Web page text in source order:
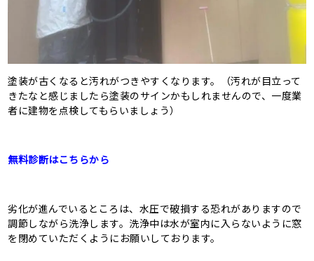
塗装が古くなると汚れがつきやすくなります。（汚れが目立って
きたなと感じましたら塗装のサインかもしれませんので、一度業
者に建物を点検してもらいましょう）
無料診断はこちらから
劣化が進んでいるところは、水圧で破損する恐れがありますので
調節しながら洗浄します。洗浄中は水が室内に入らないように窓
を閉めていただくようにお願いしております。